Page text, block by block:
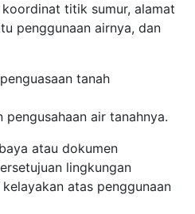
titik sumur, alamat
penggunaan airnya, dan
tanah
air tanahnya.
atau dokumen
lingkungan
atas penggunaan